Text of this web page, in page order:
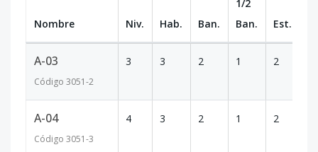
Nombre Niv. Hab. Ban.
1/2
Ban.
Est.
A-03
Código 3051-2
3 3 2 1 2
A-04
Código 3051-3
4 3 2 1 2